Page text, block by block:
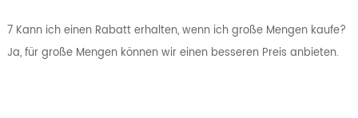
7 Kann ich einen Rabatt erhalten, wenn ich große Mengen kaufe?
Ja, für große Mengen können wir einen besseren Preis anbieten.